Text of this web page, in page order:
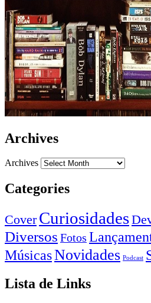
Archives
Archives
Categories
Cover Curiosidades
Diversos Fotos
MúsicasNovidades Podcast
Lista de Links